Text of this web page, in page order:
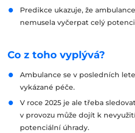
Predikce ukazuje, že
nemusela vyčerpat celý
Co z toho vyplývá?
Ambulance se v posledních
vykázané péče.
V roce 2025 je ale třeba
v provozu může dojít k
potenciální úhrady.